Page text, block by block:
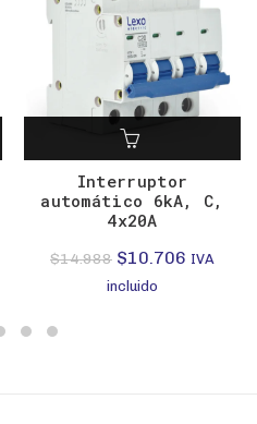
Interruptor
automático 6kA, C,
4x20A
$14.988 El
precio
$10.706 El
IVA
incluido